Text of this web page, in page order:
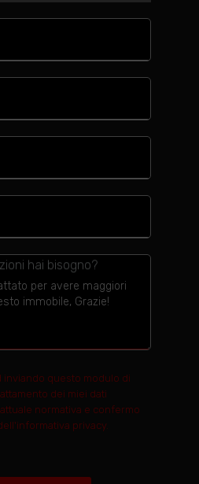
hai bisogno?
inviando questo modulo di
dei miei dati
normativa e confermo
privacy.